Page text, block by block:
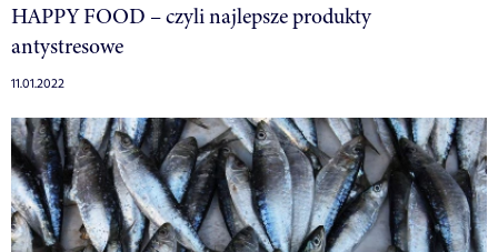
HAPPY FOOD – czyli najlepsze produkty
antystresowe
11.01.2022